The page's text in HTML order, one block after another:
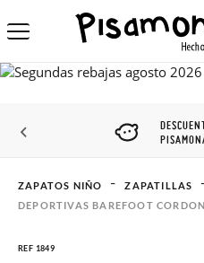
ZAPATOS NIÑO
ZAPATILLAS
DEPORTIVAS BAREFOOT
REF 1849